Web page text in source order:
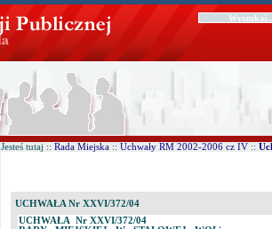
Jesteś tutaj :: Rada Miejska :: Uchwały RM 2002-2006 cz IV ::
UCHWAŁA Nr XXVI/372/04
UCHWAŁA Nr XXVI/372/04